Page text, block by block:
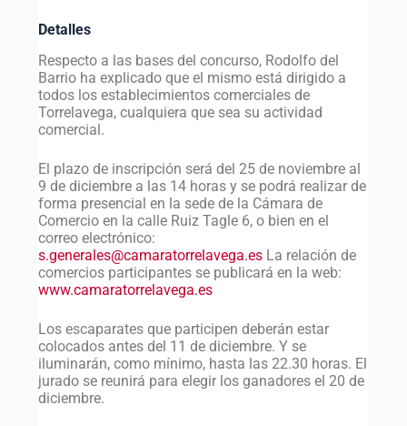
Detalles
Respecto a las bases del concurso, Rodolfo del
Barrio ha explicado que el mismo está dirigido a
todos los establecimientos comerciales de
Torrelavega, cualquiera que sea su actividad
comercial.
El plazo de inscripción será del 25 de noviembre al
9 de diciembre a las 14 horas y se podrá realizar de
forma presencial en la sede de la Cámara de
Comercio en la calle Ruiz Tagle 6, o bien en el
correo electrónico:
s.generales@camaratorrelavega.esLa relación de
comercios participantes se publicará en la web:
www.camaratorrelavega.es
Los escaparates que participen deberán estar
colocados antes del 11 de diciembre. Y se
iluminarán, como mínimo, hasta las 22.30 horas. El
jurado se reunirá para elegir los ganadores el 20 de
diciembre.